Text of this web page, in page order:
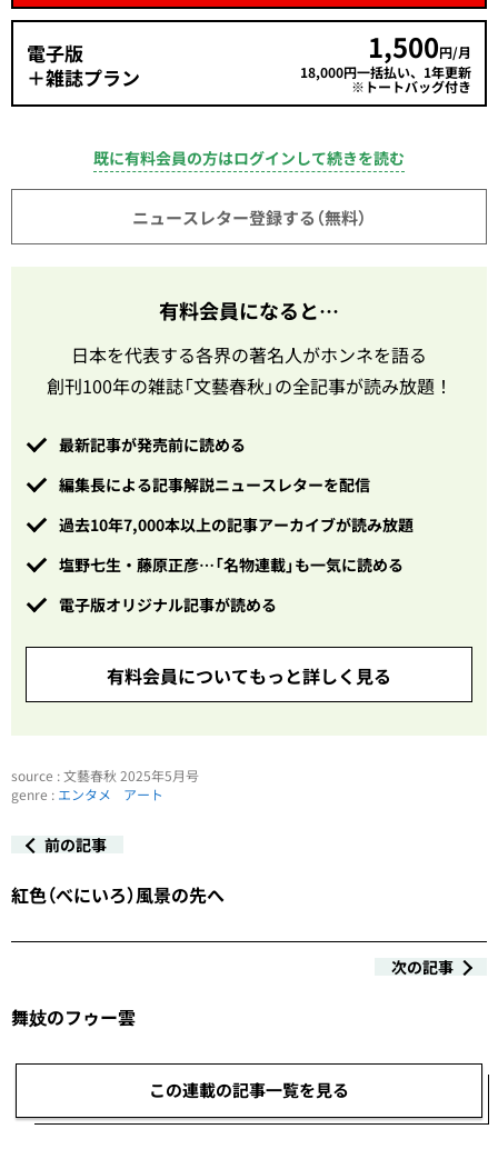
電子版
＋雑誌プラン
1,500円/月
18,000円一括払い、1年更新
※トートバッグ付き
既に有料会員の方はログインして続きを読む
ニュースレター登録する（無料）
有料会員になると…
日本を代表する各界の著名人がホンネを語る
創刊100年の雑誌「文藝春秋」の全記事が読み放題！
最新記事が発売前に読める
編集長による記事解説ニュースレターを配信
過去10年7,000本以上の記事アーカイブが読み放題
塩野七生・藤原正彦…「名物連載」も一気に読める
電子版オリジナル記事が読める
有料会員についてもっと詳しく見る
source : 文藝春秋 2025年5月号
genre : エンタメ アート
前の記事
紅色（べにいろ）風景の先へ
次の記事
舞妓のフゥー雲
この連載の記事一覧を見る